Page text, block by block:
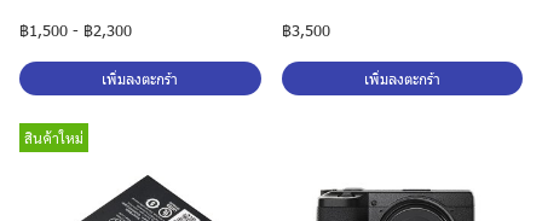
฿1,500 - ฿2,300
เพิ่มลงตะกร้า
฿3,500
เพิ่มลงตะกร้า
สินค้าใหม่